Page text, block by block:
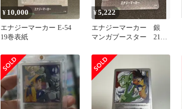
¥ 10,000
エナジーマーカー E-54
19巻表紙
¥5,222
エナジーマーカー 銀
マンガブースター 21